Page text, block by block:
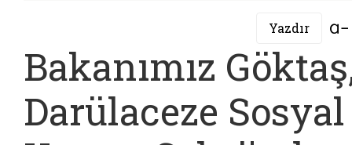
Yazdır
Bakanımız
Darülaceze Sosyal